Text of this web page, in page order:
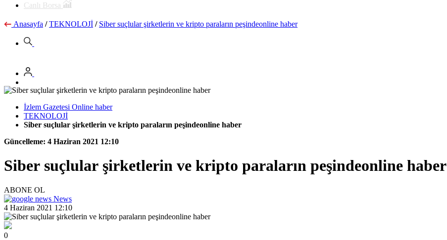
Canlı Borsa
Anasayfa / TEKNOLOJİ / Siber suçlular şirketlerin ve kripto paraların peşindeonline haber
İzlem Gazetesi Online haber
TEKNOLOJİ
Siber suçlular şirketlerin ve kripto paraların peşindeonline haber
Güncelleme: 4 Haziran 2021 12:10
Siber suçlular şirketlerin ve kripto paraların peşindeonline haber
ABONE OL
News
4 Haziran 2021 12:10
0